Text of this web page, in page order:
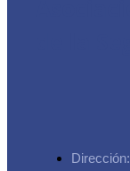
Dirección: